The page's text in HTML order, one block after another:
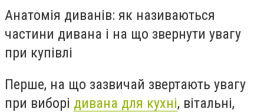
Анатомія диванів: як називаються
частини дивана і на що звернути увагу
при купівлі
Перше, на що зазвичай звертають увагу
при виборі дивана для кухні, вітальні,